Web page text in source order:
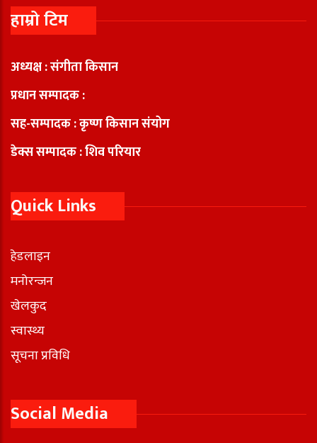
हाम्रो टिम
अध्यक्ष : संगीता किसान
प्रधान सम्पादक :
सह-सम्पादक : कृष्ण किसान संयोग
डेक्स सम्पादक : शिव परियार
Quick Links
हेडलाइन
मनोरन्जन
खेलकुद
स्वास्थ्य
सूचना प्रविधि
Social Media